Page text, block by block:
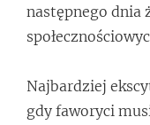
następnego dnia
Najbardziej
gdy faworyci